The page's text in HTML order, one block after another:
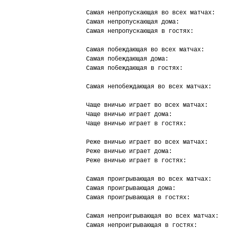
Самая непропускающая во всех матчах:
Самая непропускающая дома:
Самая непропускающая в гостях:
Самая побеждающая во всех матчах:
Самая побеждающая дома:
Самая побеждающая в гостях:
Самая непобеждающая во всех матчах:
Чаще вничью играет во всех матчах:
Чаще вничью играет дома:
Чаще вничью играет в гостях:
Реже вничью играет во всех матчах:
Реже вничью играет дома:
Реже вничью играет в гостях:
Самая проигрывающая во всех матчах:
Самая проигрывающая дома:
Самая проигрывающая в гостях:
Самая непроигрывающая во всех матчах:
Самая непроигрывающая в гостях: